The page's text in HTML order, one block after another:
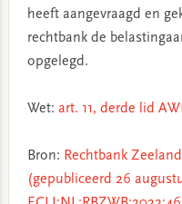
heeft aangevraagd en
rechtbank de
opgelegd.
Wet: art. 11, derde lid
Bron: Rechtbank
(gepubliceerd 26